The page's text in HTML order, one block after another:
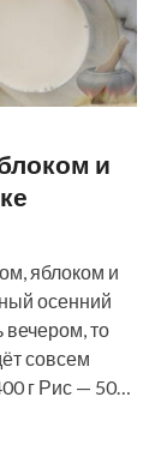
и
яблоком и
осенний
вечером, то
совсем
г Рис — 50…